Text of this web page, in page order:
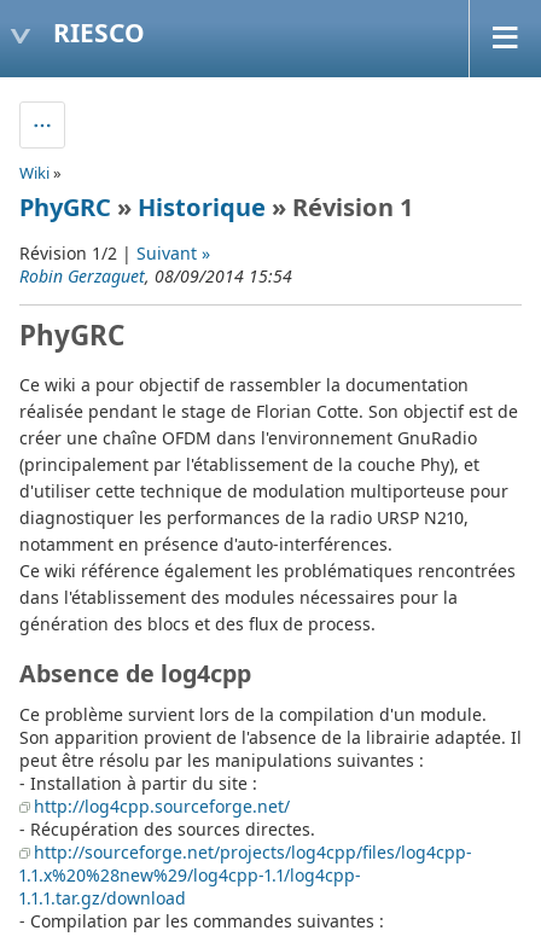
RIESCO
Wiki»
PhyGRC » Historique » Révision 1
Révision 1/2 | Suivant »
Robin Gerzaguet, 08/09/2014 15:54
PhyGRC
Ce wiki a pour objectif de rassembler la documentation
réalisée pendant le stage de Florian Cotte. Son objectif est de
créer une chaîne OFDM dans l'environnement GnuRadio
(principalement par l'établissement de la couche Phy), et
d'utiliser cette technique de modulation multiporteuse pour
diagnostiquer les performances de la radio URSP N210,
notamment en présence d'auto-interférences.
Ce wiki référence également les problématiques rencontrées
dans l'établissement des modules nécessaires pour la
génération des blocs et des flux de process.
Absence de log4cpp
Ce problème survient lors de la compilation d'un module.
Son apparition provient de l'absence de la librairie adaptée. Il
peut être résolu par les manipulations suivantes :
- Installation à partir du site :
http://log4cpp.sourceforge.net/
- Récupération des sources directes.
http://sourceforge.net/projects/log4cpp/files/log4cpp-
1.1.x%20%28new%29/log4cpp-1.1/log4cpp-
1.1.1.tar.gz/download
- Compilation par les commandes suivantes :